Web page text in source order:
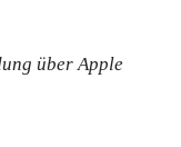
über Apple